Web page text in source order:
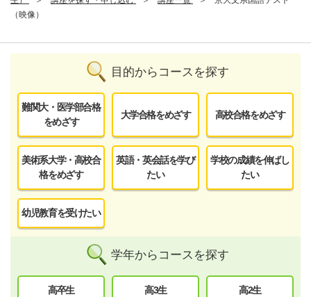
（映像）
目的からコースを探す
難関大・医学部合格
をめざす
大学合格をめざす 高校合格をめざす
美術系大学・高校合
格をめざす
英語・英会話を学び
たい
学校の成績を伸ばし
たい
幼児教育を受けたい
学年からコースを探す
高卒生 高3生 高2生